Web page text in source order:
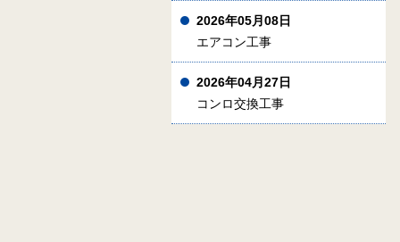
2026年05月08日
エアコン工事
2026年04月27日
コンロ交換工事